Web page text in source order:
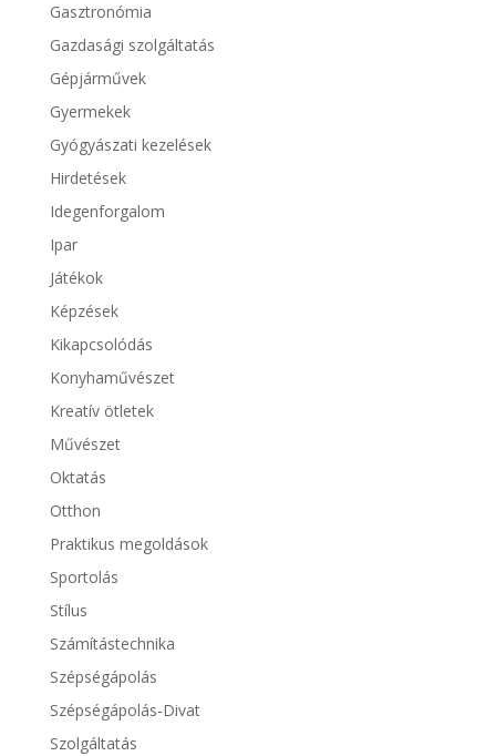
Gasztronómia
Gazdasági szolgáltatás
Gépjárművek
Gyermekek
Gyógyászati kezelések
Hirdetések
Idegenforgalom
Ipar
Játékok
Képzések
Kikapcsolódás
Konyhaművészet
Kreatív ötletek
Művészet
Oktatás
Otthon
Praktikus megoldások
Sportolás
Stílus
Számítástechnika
Szépségápolás
Szépségápolás-Divat
Szolgáltatás